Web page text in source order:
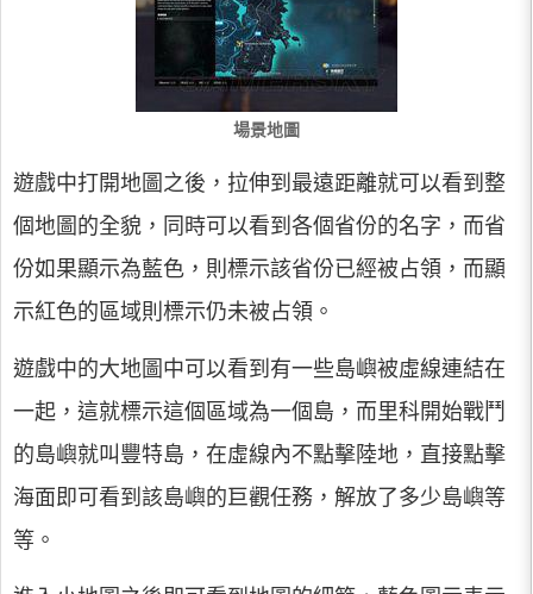
場景地圖
遊戲中打開地圖之後，拉伸到最遠距離就可以看到整
個地圖的全貌，同時可以看到各個省份的名字，而省
份如果顯示為藍色，則標示該省份已經被占領，而顯
示紅色的區域則標示仍未被占領。
遊戲中的大地圖中可以看到有一些島嶼被虛線連結在
一起，這就標示這個區域為一個島，而里科開始戰鬥
的島嶼就叫豐特島，在虛線內不點擊陸地，直接點擊
海面即可看到該島嶼的巨觀任務，解放了多少島嶼等
等。